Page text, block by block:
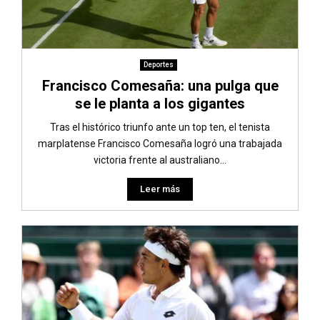
Deportes
Francisco Comesaña: una pulga que
se le planta a los gigantes
Tras el histórico triunfo ante un top ten, el tenista
marplatense Francisco Comesaña logró una trabajada
victoria frente al australiano...
Leer más